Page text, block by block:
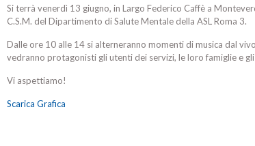
Si terrà venerdì 13 giugno, in Largo Federico Caffè a
C.S.M. del Dipartimento di Salute Mentale della ASL Roma 3.
Dalle ore 10 alle 14 si alterneranno momenti di musica dal
vedranno protagonisti gli utenti dei servizi, le loro famiglie e
Vi aspettiamo!
Scarica Grafica